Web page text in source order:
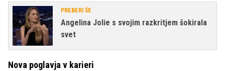
PREBERI ŠE
Angelina Jolie s svojim razkritjem šokirala
svet
Nova poglavja v karieri